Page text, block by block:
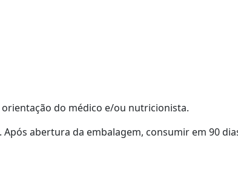
do médico e/ou nutricionista.
abertura da embalagem, consumir em 90